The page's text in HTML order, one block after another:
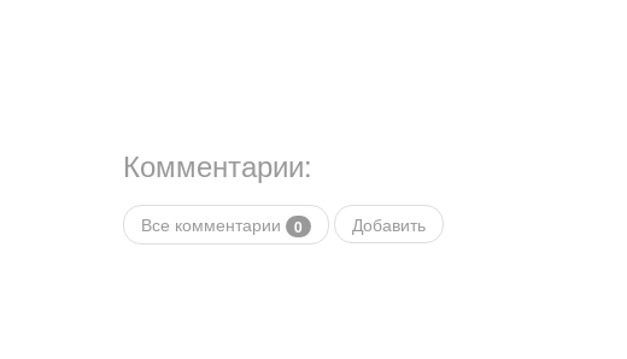
Комментарии:
Все комментарии 0 Добавить